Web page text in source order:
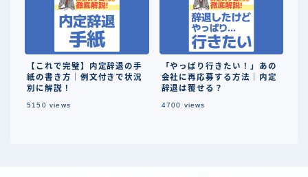
【これで完璧】内定辞退の手
紙の書き方｜例文付きで状況
別に解説！
5150 views
「やっぱり行きたい！」あの
会社に再応募する方法｜内定
辞退は覆せる？
4700 views